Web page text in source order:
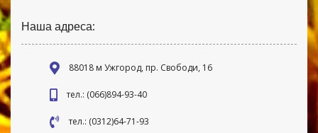
Наша адреса:
88018 м Ужгород, пр. Свободи, 16
тел.: (066)894-93-40
тел.: (0312)64-71-93